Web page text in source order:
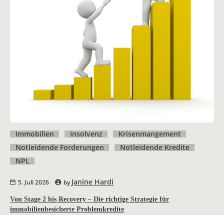
Immobilien Insolvenz
Krisenmangement
Notleidende Forderungen
Notleidende Kredite
NPL
5. Juli 2026 byJanine Hardi
Von Stage 2 bis Recovery – Die richtige Strategie für
immobilienbesicherte Problemkredite